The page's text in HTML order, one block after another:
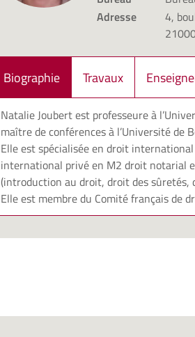
Adresse
4,
Biographie Travaux
Natalie Joubert est professeure à
maître de conférences à l’Université de
Elle est spécialisée en droit
international privé en M2 droit notarial
(introduction au droit, droit des sûretés,
Elle est membre du Comité français de